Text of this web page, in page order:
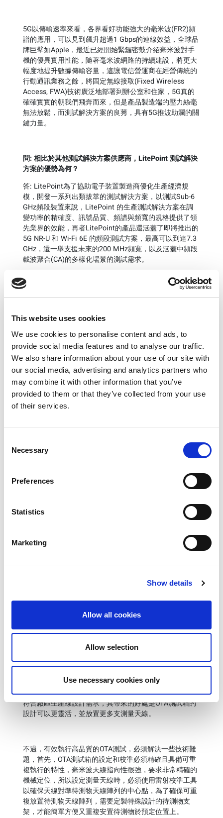
This website uses cookies
We use cookies to personalise content and ads, to
provide social media features and to analyse our traffic.
We also share information about your use of our site with
our social media, advertising and analytics partners who
may combine it with other information that you’ve
provided to them or that they’ve collected from your use
of their services.
Selection
Necessary
Preferences
Statistics
Marketing
Show details
Allow all cookies
Allow selection
Use necessary cookies only
5G以傳輸速率來看，各界看好功能強大的毫米波(FR2)頻
譜的應用，可以見到飆升超過1 Gbps的連線效益，全球品
牌巨擘如Apple，最近已經開始緊鑼密鼓介紹毫米波對手
機的優異實用性能，隨著毫米波網路的持續建設，將更大
幅度地提升數據傳輸容量，這讓電信營運商在經營傳統的
行動通訊業務之餘，將固定無線接取(Fixed Wireless
Access, FWA)技術廣泛地部署到辦公室和住家，5G真的
確確實實的朝我們飛奔而來，但是產品製造端的壓力絲毫
無法放鬆，而測試解決方案的良莠，具有5G推波助瀾的關
鍵力量。
問:相比於其他測試解決方案供應商，LitePoint測試解決
方案的優勢為何？
答: LitePoint為了協助電子裝置製造商優化生產經濟規
模，開發一系列出類拔萃的測試解決方案，以測試Sub-6
GHz頻段裝置來說，LitePoint 的生產測試解決方案在調
變功率的精確度、訊號品質、頻譜與頻寬的規格提供了領
先業界的效能，再者LitePoint的產品還涵蓋了即將推出的
5G NR-U 和 Wi-Fi 6E 的頻段測試方案，最高可以到達7.3
GHz，還一舉支援未來的200 MHz頻寬，以及涵蓋中頻段
載波聚合(CA)的多樣化場景的測試需求。
LitePoint除了完整的Sub-6G Hz頻段的解決方案之外，針
整個解決方案整合至單一機箱之中，並具備完善的系統校
護，尤其提高了可靠性，使裝置製造商能確保在放量生產
的緊密製程中迅速提升產量，最值得一提的是，LitePoint
還提供從產品開發到大量生產的全套無線測試解決方案，
包括OTA測試箱、天線和配件治具一應俱全，並結合了自
動化軟體功能，輕易地提供滿足FR2裝置的大量生產的測
試要求。
答: LitePoint看到裝置製造商大量出貨的殷切需求，測試
使用單一測試機台來同步同時測試多個裝置的解決方案，
以有效地減少每個裝置的平均測試時間，從而降低單位測
作，從而協助開發或部署新技術以進一步優化量產時測試
時間，以循序測試為主的測試方法為例，藉由預先載入和
與測試機台之間所需要的資料傳遞的數量，以節省每次測
試時的準備時間，相較於其他競爭者的傳統測試方法，
機種得到適合的生產方式。
問:考量場地與生產線重新佈局，LitePoint如何解決大量
測試箱的挑戰?
答: 在生產線上執行OTA 測試並非新概念，早在4G/LTE世
於5G裝置，尤其是毫米波技術的產品，OTA測試使用更嚴
格的「通過/失敗」規格，挑戰陡升，但是毫米波技術所
陣列的遠場測試距離可小於10公分，因此可以將測量天線
放置在非常靠近待測物的位置，這使得OTA測試箱尺寸能
符合廠區生產線設計需求，其帶來的好處是OTA測試箱的
設計可以更靈活，並放置更多支測量天線。
不過，有效執行高品質的OTA測試，必須解決一些技術難
題，首先，OTA測試箱的設定和校準必須精確且具備可重
複執行的特性，毫米波天線指向性很強，要求非常精確的
機械定位，所以設定測量天線時，必須使用雷射校準工具
以確保天線對準待測物天線陣列的中心點，為了確保可重
複放置待測物天線陣列，需要定製特殊設計的待測物支
架，才能簡單方便又重複安置待測物於預定位置上。